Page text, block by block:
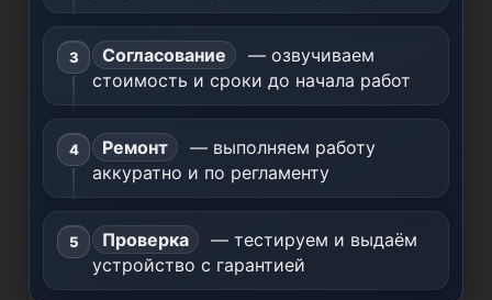
Согласование
— озвучиваем
стоимость и сроки до начала работ
Ремонт
— выполняем работу
аккуратно и по регламенту
Проверка
— тестируем и выдаём
устройство с гарантией